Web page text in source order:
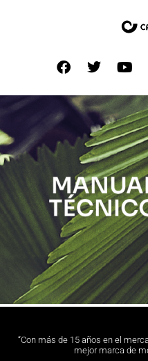
“Con más de 15 años en el
mejor marca de